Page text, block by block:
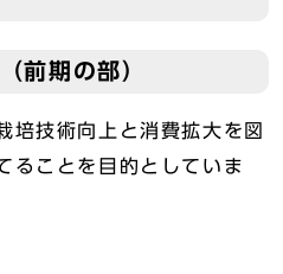
前期の部）
培技術向上と消費拡大を図
ることを目的としていま